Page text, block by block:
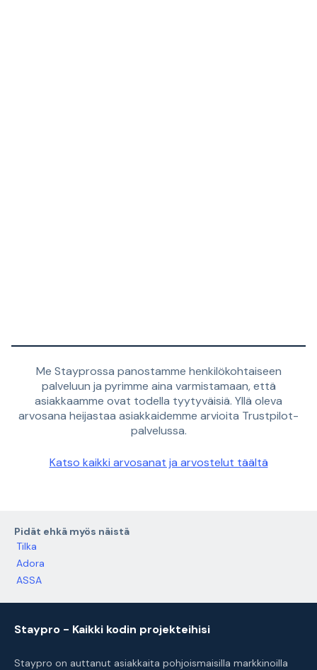
Me Stayprossa panostamme henkilökohtaiseen
palveluun ja pyrimme aina varmistamaan, että
asiakkaamme ovat todella tyytyväisiä. Yllä oleva
arvosana heijastaa asiakkaidemme arvioita Trustpilot-
palvelussa.
Katso kaikki arvosanat ja arvostelut täältä
Pidät ehkä myös näistä
Tilka
Adora
ASSA
Staypro - Kaikki kodin projekteihisi
Staypro on auttanut asiakkaita pohjoismaisilla markkinoilla